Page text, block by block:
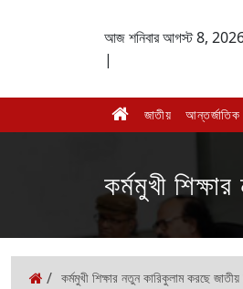
আজ শনিবার আগস্ট 8,
|
জাতীয় আন্তর্জাতিক
কর্মমুখী
/ কর্মমুখী শিক্ষার নতুন কারিকুলাম করছে জাতীয়